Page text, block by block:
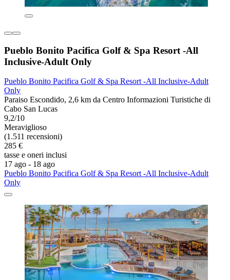
Pueblo Bonito Pacifica Golf & Spa Resort -All
Inclusive-Adult Only
Pueblo Bonito Pacifica Golf & Spa Resort -All Inclusive-Adult
Only
Paraiso Escondido, 2,6 km da Centro Informazioni Turistiche di
Cabo San Lucas
9,2/10
Meraviglioso
(1.511 recensioni)
285 €
tasse e oneri inclusi
17 ago - 18 ago
Pueblo Bonito Pacifica Golf & Spa Resort -All Inclusive-Adult
Only